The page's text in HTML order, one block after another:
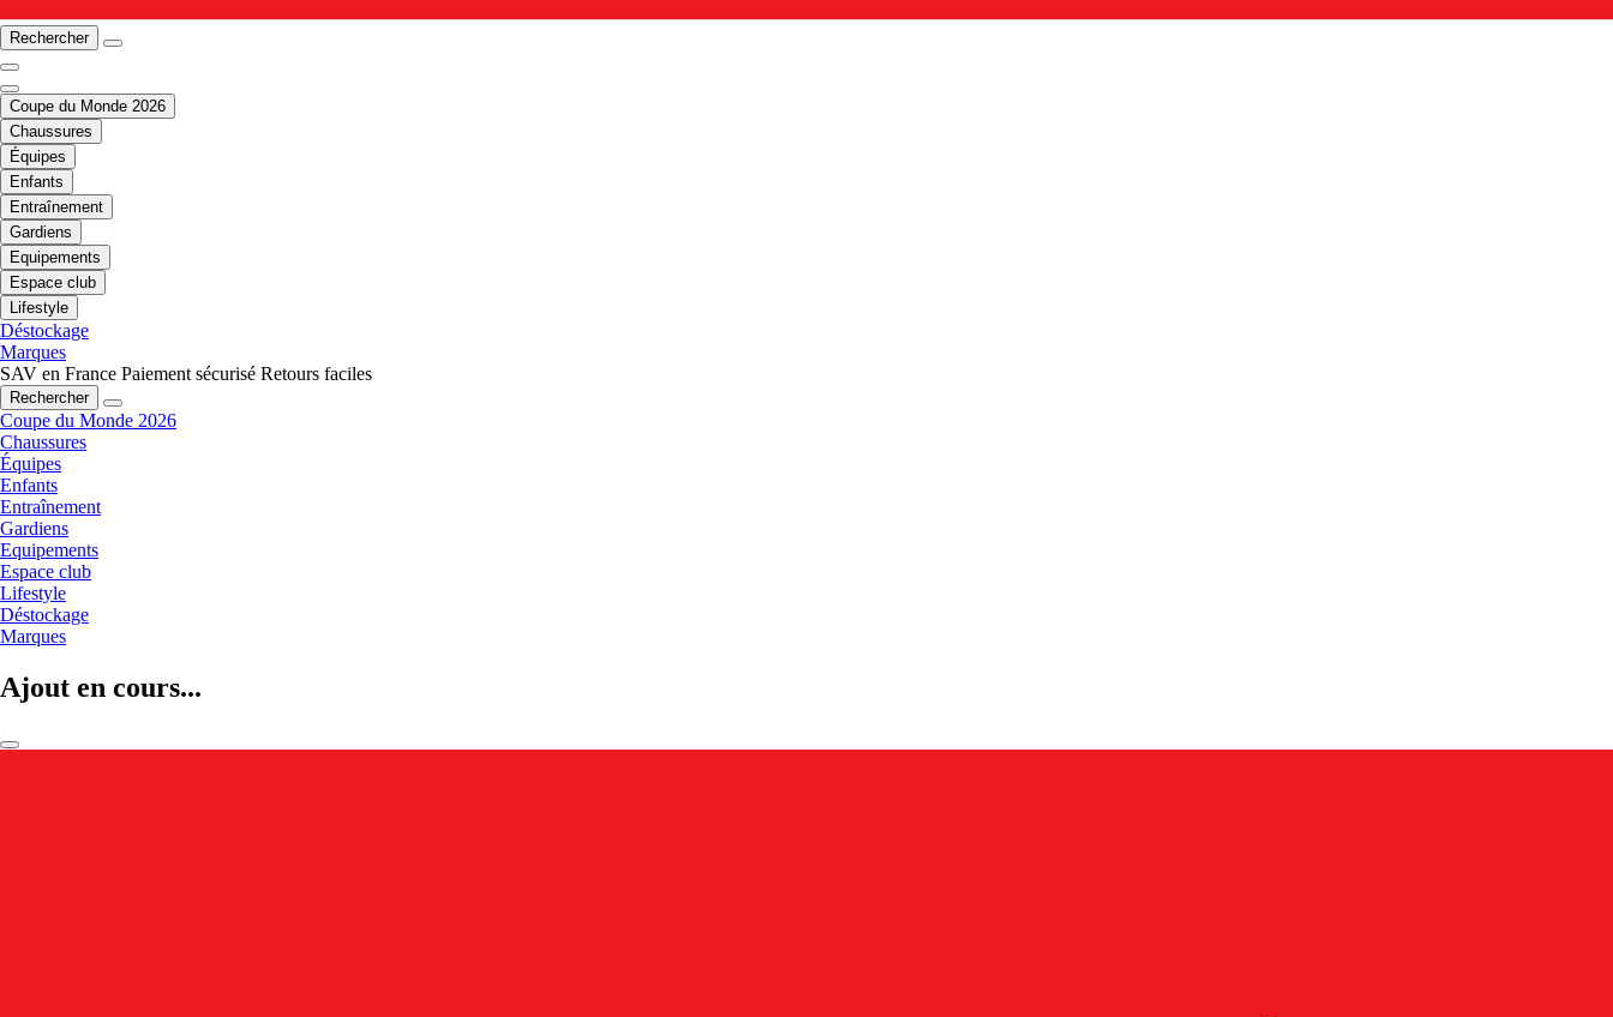
Rechercher
Coupe du Monde 2026
Chaussures
Équipes
Enfants
Entraînement
Gardiens
Equipements
Espace club
Lifestyle
Déstockage
Marques
SAV en France Paiement sécurisé Retours faciles
Rechercher
Coupe du Monde 2026
Chaussures
Équipes
Enfants
Entraînement
Gardiens
Equipements
Espace club
Lifestyle
Déstockage
Marques
Ajout en cours...